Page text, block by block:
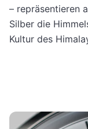
– repräsentieren
Silber die
Kultur des